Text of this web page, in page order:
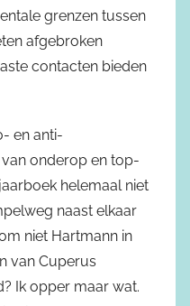
grenzen tussen
afgebroken
contacten bieden
en anti-
van onderop en top-
helemaal niet
naast elkaar
niet Hartmann in
van Cuperus
Ik opper maar wat.